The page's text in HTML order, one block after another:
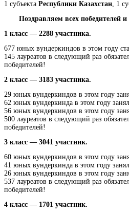
1 субъекта Республики Казахстан, 1
Поздравляем всех победителей
1 класс — 2288 участника.
677 юных вундеркиндов в этом году
145 лауреатов в следующий раз
победителей!
2 класс — 3183 участника.
29 юных вундеркиндов в этом году
62 юных вундеркинда в этом году
56 юных вундеркиндов в этом году
500 лауреатов в следующий раз
победителей!
3 класс — 3041 участник.
60 юных вундеркиндов в этом году
41 юных вундеркинда в этом году
26 юных вундеркиндов в этом году
537 лауреатов в следующий раз
победителей!
4 класс — 1701 участник.